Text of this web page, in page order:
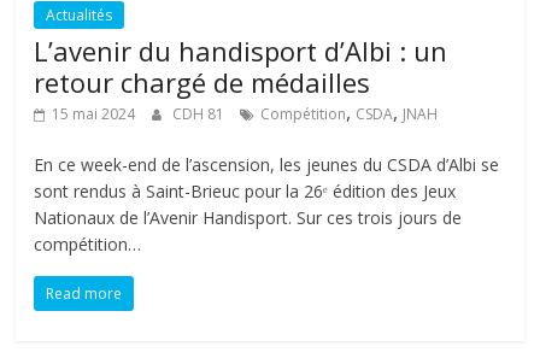
Actualités
L’avenir du handisport d’Albi : un
retour chargé de médailles
15 mai 2024 CDH 81 Compétition, CSDA, JNAH
En ce week-end de l’ascension, les jeunes du CSDA d’Albi se
sont rendus à Saint-Brieuc pour la 26ᵉ édition des Jeux
Nationaux de l’Avenir Handisport. Sur ces trois jours de
compétition…
Read more